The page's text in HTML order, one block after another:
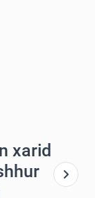
xarid